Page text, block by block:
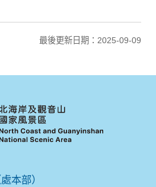
最後更新日期：2025-09-09
本部）